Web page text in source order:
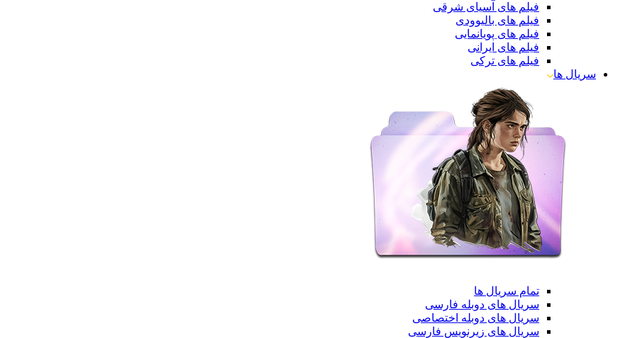
فیلم های آسیای شرقی
فیلم های بالیوودی
فیلم های پویانمایی
فیلم های ایرانی
فیلم های ترکی
سریال ها
تمام سریال ها
سریال های دوبله فارسی
سریال های دوبله اختصاصی
سریال های زیرنویس فارسی